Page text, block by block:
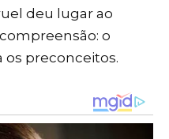
deu lugar ao
o
os preconceitos.